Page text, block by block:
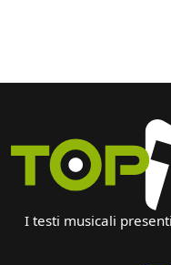
I testi musicali